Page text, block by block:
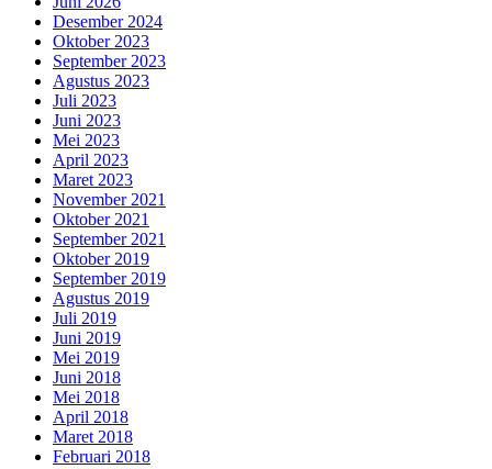
Desember 2024
Oktober 2023
September 2023
Agustus 2023
Juli 2023
Juni 2023
Mei 2023
April 2023
Maret 2023
November 2021
Oktober 2021
September 2021
Oktober 2019
September 2019
Agustus 2019
Juli 2019
Juni 2019
Mei 2019
Juni 2018
Mei 2018
April 2018
Maret 2018
Februari 2018